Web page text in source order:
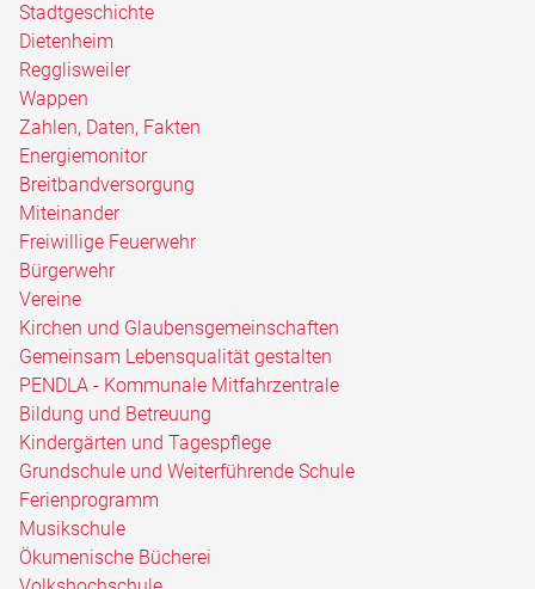
Stadtgeschichte
Dietenheim
Regglisweiler
Wappen
Zahlen, Daten, Fakten
Energiemonitor
Breitbandversorgung
Miteinander
Freiwillige Feuerwehr
Bürgerwehr
Vereine
Kirchen und Glaubensgemeinschaften
Gemeinsam Lebensqualität gestalten
PENDLA - Kommunale Mitfahrzentrale
Bildung und Betreuung
Kindergärten und Tagespflege
Grundschule und Weiterführende Schule
Ferienprogramm
Musikschule
Ökumenische Bücherei